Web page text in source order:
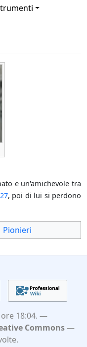
e un'amichevole tra
, poi di lui si perdono
Pionieri
18:04.
Commons